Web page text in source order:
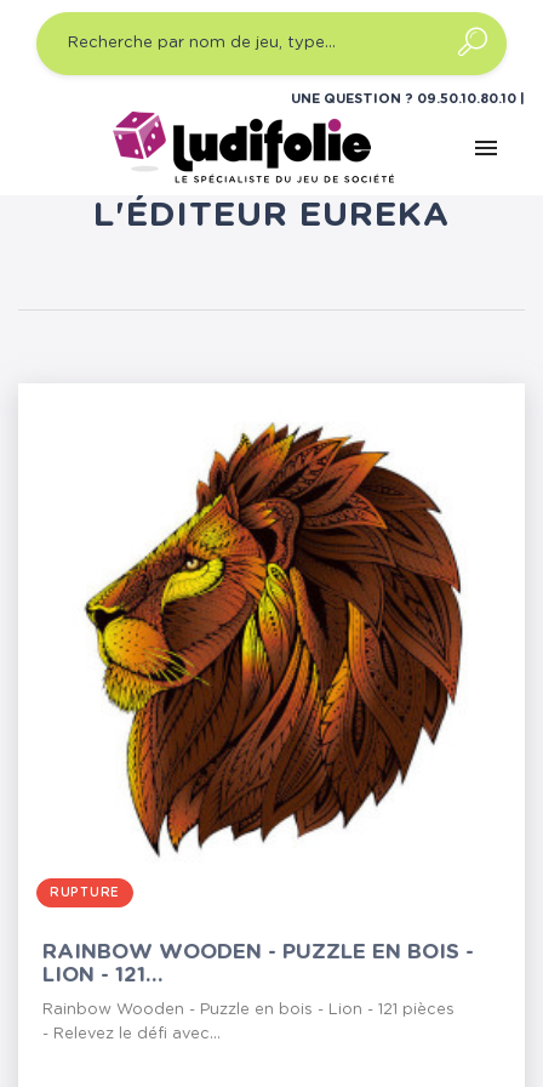
UNE QUESTION ? 09.50.10.80.10
menu
LISTE DES PRODUITS DE
L'ÉDITEUR EUREKA
RUPTURE
RAINBOW WOODEN - PUZZLE EN BOIS -
LION - 121...
Rainbow Wooden - Puzzle en bois - Lion - 121 pièces
- Relevez le défi avec...